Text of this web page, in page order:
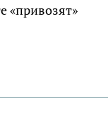
«привозят»